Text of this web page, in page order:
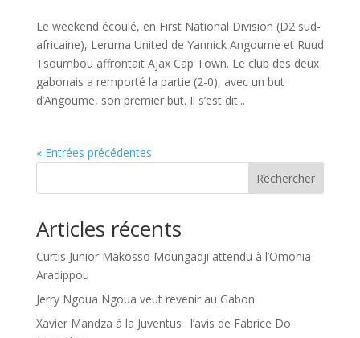
Le weekend écoulé, en First National Division (D2 sud-
africaine), Leruma United de Yannick Angoume et Ruud
Tsoumbou affrontait Ajax Cap Town. Le club des deux
gabonais a remporté la partie (2-0), avec un but
d’Angoume, son premier but. Il s’est dit...
« Entrées précédentes
Rechercher
Articles récents
Curtis Junior Makosso Moungadji attendu à l’Omonia
Aradippou
Jerry Ngoua Ngoua veut revenir au Gabon
Xavier Mandza à la Juventus : l’avis de Fabrice Do